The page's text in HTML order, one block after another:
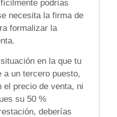
podrías
necesita la firma de
formalizar la
en la que tu
a un tercero puesto,
el precio de venta, ni
su 50 %
deberías